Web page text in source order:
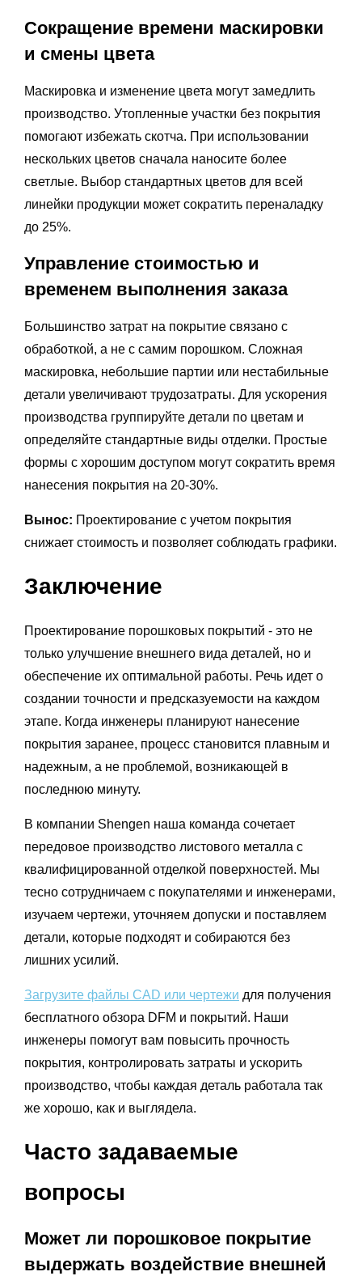
Сокращение времени маскировки
и смены цвета
Маскировка и изменение цвета могут замедлить
производство. Утопленные участки без покрытия
помогают избежать скотча. При использовании
нескольких цветов сначала наносите более
светлые. Выбор стандартных цветов для всей
линейки продукции может сократить переналадку
до 25%.
Управление стоимостью и
временем выполнения заказа
Большинство затрат на покрытие связано с
обработкой, а не с самим порошком. Сложная
маскировка, небольшие партии или нестабильные
детали увеличивают трудозатраты. Для ускорения
производства группируйте детали по цветам и
определяйте стандартные виды отделки. Простые
формы с хорошим доступом могут сократить время
нанесения покрытия на 20-30%.
Вынос: Проектирование с учетом покрытия
снижает стоимость и позволяет соблюдать графики.
Заключение
Проектирование порошковых покрытий - это не
только улучшение внешнего вида деталей, но и
обеспечение их оптимальной работы. Речь идет о
создании точности и предсказуемости на каждом
этапе. Когда инженеры планируют нанесение
покрытия заранее, процесс становится плавным и
надежным, а не проблемой, возникающей в
последнюю минуту.
В компании Shengen наша команда сочетает
передовое производство листового металла с
квалифицированной отделкой поверхностей. Мы
тесно сотрудничаем с покупателями и инженерами,
изучаем чертежи, уточняем допуски и поставляем
детали, которые подходят и собираются без
лишних усилий.
Загрузите файлы CAD или чертежи для получения
бесплатного обзора DFM и покрытий. Наши
инженеры помогут вам повысить прочность
покрытия, контролировать затраты и ускорить
производство, чтобы каждая деталь работала так
же хорошо, как и выглядела.
Часто задаваемые
вопросы
Может ли порошковое покрытие
выдержать воздействие внешней